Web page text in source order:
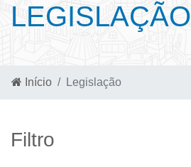
LEGISLAÇÃO
Início Legislação
Filtro